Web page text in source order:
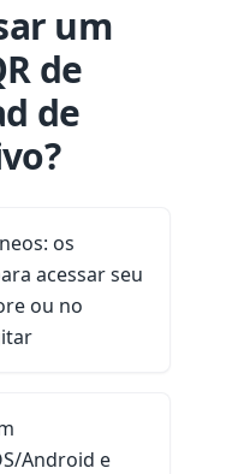
um
de
de
os
acessar seu
ou no
Android e